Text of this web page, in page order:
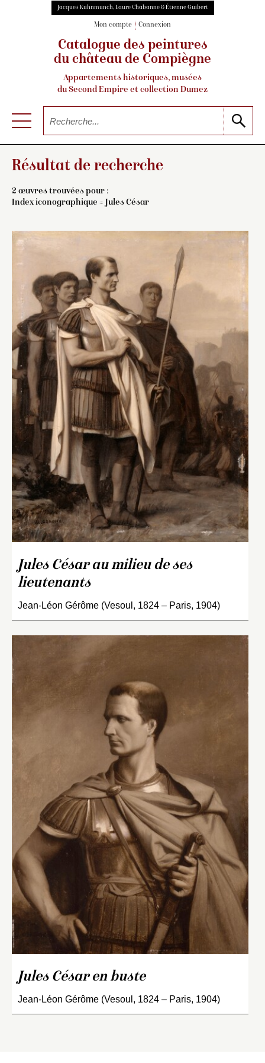
Jacques Kuhnmunch, Laure Chabanne & Étienne Guibert
Mon compte Connexion
Catalogue des peintures
du château de Compiègne
Appartements historiques, musées
du Second Empire et collection Dumez
Résultat de recherche
2 œuvres trouvées pour :
Index iconographique = Jules César
Jules César au milieu de ses
lieutenants
Jean-Léon Gérôme (Vesoul, 1824 – Paris, 1904)
Jules César en buste
Jean-Léon Gérôme (Vesoul, 1824 – Paris, 1904)